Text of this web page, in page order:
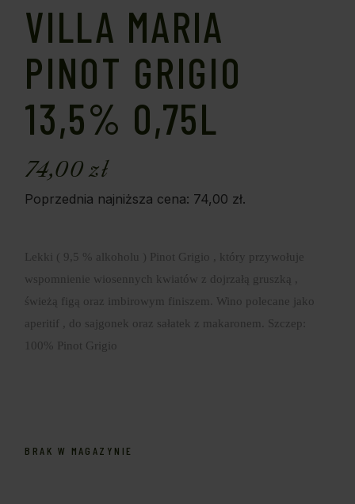
VILLA MARIA
PINOT GRIGIO
13,5% 0,75L
74,00zł
Poprzednia najniższa cena: 74,00 zł.
Lekki ( 9,5 % alkoholu ) Pinot Grigio , który przywołuje
wspomnienie wiosennych kwiatów z dojrzałą gruszką ,
świeżą figą oraz imbirowym finiszem. Wino polecane jako
aperitif , do sajgonek oraz sałatek z makaronem. Szczep:
100% Pinot Grigio
BRAK W MAGAZYNIE